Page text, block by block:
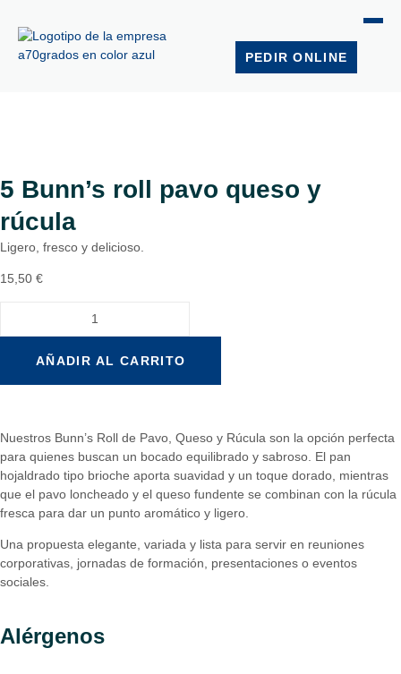
PEDIR ONLINE
5 Bunn’s roll pavo queso y
rúcula
Ligero, fresco y delicioso.
15,50 €
AÑADIR AL CARRITO
Nuestros Bunn’s Roll de Pavo, Queso y Rúcula son la opción perfecta
para quienes buscan un bocado equilibrado y sabroso. El pan
hojaldrado tipo brioche aporta suavidad y un toque dorado, mientras
que el pavo loncheado y el queso fundente se combinan con la rúcula
fresca para dar un punto aromático y ligero.
Una propuesta elegante, variada y lista para servir en reuniones
corporativas, jornadas de formación, presentaciones o eventos
sociales.
Alérgenos